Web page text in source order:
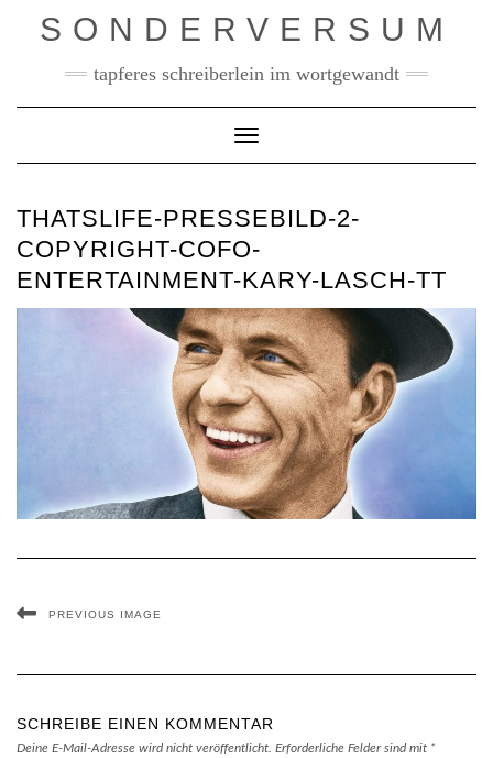
SONDERVERSUM
tapferes schreiberlein im wortgewandt
Toggle Navigation
THATSLIFE-PRESSEBILD-2-
COPYRIGHT-COFO-
ENTERTAINMENT-KARY-LASCH-TT
PREVIOUS IMAGE
SCHREIBE EINEN KOMMENTAR
Deine E-Mail-Adresse wird nicht veröffentlicht. Erforderliche Felder sind mit *